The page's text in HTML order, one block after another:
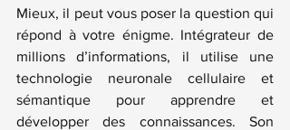
Mieux, il peut vous poser la question qui
répond à votre énigme. Intégrateur de
millions d’informations, il utilise une
technologie neuronale cellulaire et
sémantique pour apprendre et
développer des connaissances. Son